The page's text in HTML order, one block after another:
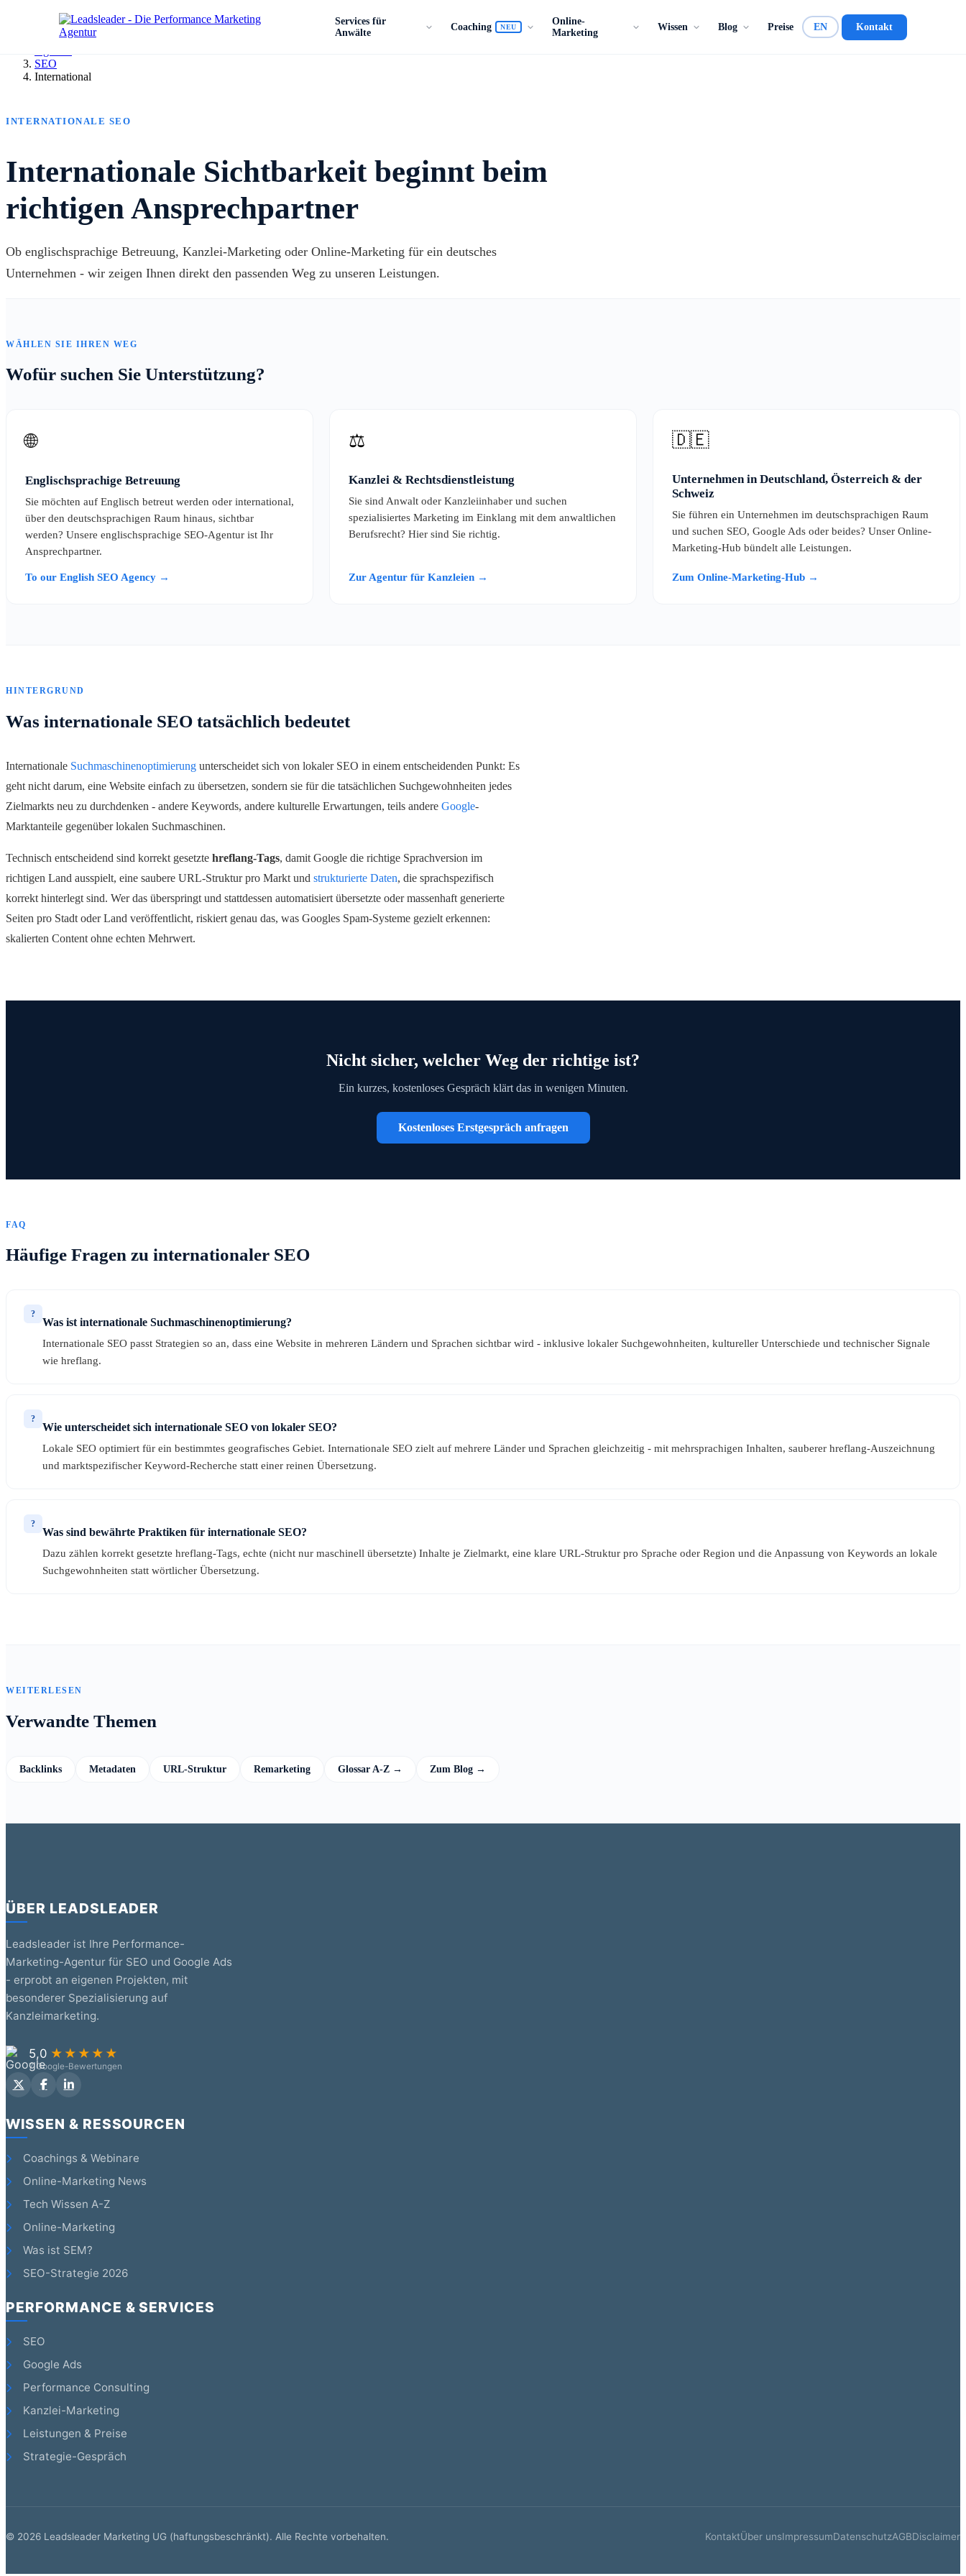
Services für
Anwälte
Coaching NEU
Online-
Marketing
Wissen Blog Preise EN Kontakt
SEO
International
INTERNATIONALE SEO
Internationale Sichtbarkeit beginnt beim
richtigen Ansprechpartner
Ob englischsprachige Betreuung, Kanzlei-Marketing oder Online-Marketing für ein deutsches
Unternehmen - wir zeigen Ihnen direkt den passenden Weg zu unseren Leistungen.
WÄHLEN SIE IHREN WEG
Wofür suchen Sie Unterstützung?
🌐
Englischsprachige Betreuung
Sie möchten auf Englisch betreut werden oder international,
über den deutschsprachigen Raum hinaus, sichtbar
werden? Unsere englischsprachige SEO-Agentur ist Ihr
Ansprechpartner.
To our English SEO Agency →
⚖️
Kanzlei & Rechtsdienstleistung
Sie sind Anwalt oder Kanzleiinhaber und suchen
spezialisiertes Marketing im Einklang mit dem anwaltlichen
Berufsrecht? Hier sind Sie richtig.
Zur Agentur für Kanzleien →
🇩🇪
Unternehmen in Deutschland, Österreich & der
Schweiz
Sie führen ein Unternehmen im deutschsprachigen Raum
und suchen SEO, Google Ads oder beides? Unser Online-
Marketing-Hub bündelt alle Leistungen.
Zum Online-Marketing-Hub →
HINTERGRUND
Was internationale SEO tatsächlich bedeutet
Internationale Suchmaschinenoptimierung unterscheidet sich von lokaler SEO in einem entscheidenden Punkt: Es
geht nicht darum, eine Website einfach zu übersetzen, sondern sie für die tatsächlichen Suchgewohnheiten jedes
Zielmarkts neu zu durchdenken - andere Keywords, andere kulturelle Erwartungen, teils andere Google-
Marktanteile gegenüber lokalen Suchmaschinen.
Technisch entscheidend sind korrekt gesetzte hreflang-Tags, damit Google die richtige Sprachversion im
richtigen Land ausspielt, eine saubere URL-Struktur pro Markt und strukturierte Daten, die sprachspezifisch
korrekt hinterlegt sind. Wer das überspringt und stattdessen automatisiert übersetzte oder massenhaft generierte
Seiten pro Stadt oder Land veröffentlicht, riskiert genau das, was Googles Spam-Systeme gezielt erkennen:
skalierten Content ohne echten Mehrwert.
Nicht sicher, welcher Weg der richtige ist?
Ein kurzes, kostenloses Gespräch klärt das in wenigen Minuten.
Kostenloses Erstgespräch anfragen
FAQ
Häufige Fragen zu internationaler SEO
?
Was ist internationale Suchmaschinenoptimierung?
Internationale SEO passt Strategien so an, dass eine Website in mehreren Ländern und Sprachen sichtbar wird - inklusive lokaler Suchgewohnheiten, kultureller Unterschiede und technischer Signale
wie hreflang.
?
Wie unterscheidet sich internationale SEO von lokaler SEO?
Lokale SEO optimiert für ein bestimmtes geografisches Gebiet. Internationale SEO zielt auf mehrere Länder und Sprachen gleichzeitig - mit mehrsprachigen Inhalten, sauberer hreflang-Auszeichnung
und marktspezifischer Keyword-Recherche statt einer reinen Übersetzung.
?
Was sind bewährte Praktiken für internationale SEO?
Dazu zählen korrekt gesetzte hreflang-Tags, echte (nicht nur maschinell übersetzte) Inhalte je Zielmarkt, eine klare URL-Struktur pro Sprache oder Region und die Anpassung von Keywords an lokale
Suchgewohnheiten statt wörtlicher Übersetzung.
WEITERLESEN
Verwandte Themen
Backlinks Metadaten URL-Struktur Remarketing Glossar A-Z → Zum Blog →
ÜBER LEADSLEADER
Leadsleader ist Ihre Performance-
Marketing-Agentur für SEO und Google Ads
- erprobt an eigenen Projekten, mit
besonderer Spezialisierung auf
Kanzleimarketing.
5,0 ★★★★★
7 Google-Bewertungen
WISSEN & RESSOURCEN
Coachings & Webinare
Online-Marketing News
Tech Wissen A-Z
Online-Marketing
Was ist SEM?
SEO-Strategie 2026
PERFORMANCE & SERVICES
SEO
Google Ads
Performance Consulting
Kanzlei-Marketing
Leistungen & Preise
Strategie-Gespräch
© 2026 Leadsleader Marketing UG (haftungsbeschränkt). Alle Rechte vorbehalten. KontaktÜber unsImpressumDatenschutzAGBDisclaimer